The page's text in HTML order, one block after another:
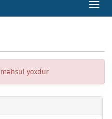
keçid
yoxdur